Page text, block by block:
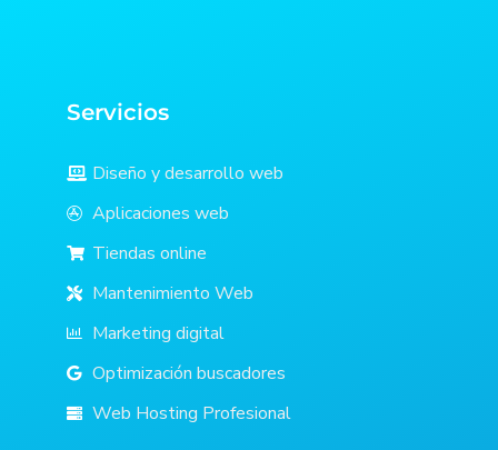
Servicios
Diseño y desarrollo web
Aplicaciones web
Tiendas online
Mantenimiento Web
Marketing digital
Optimización buscadores
Web Hosting Profesional